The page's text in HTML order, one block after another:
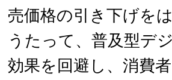
売価格の引き下げを
うたって、普及型デ
効果を回避し、消費